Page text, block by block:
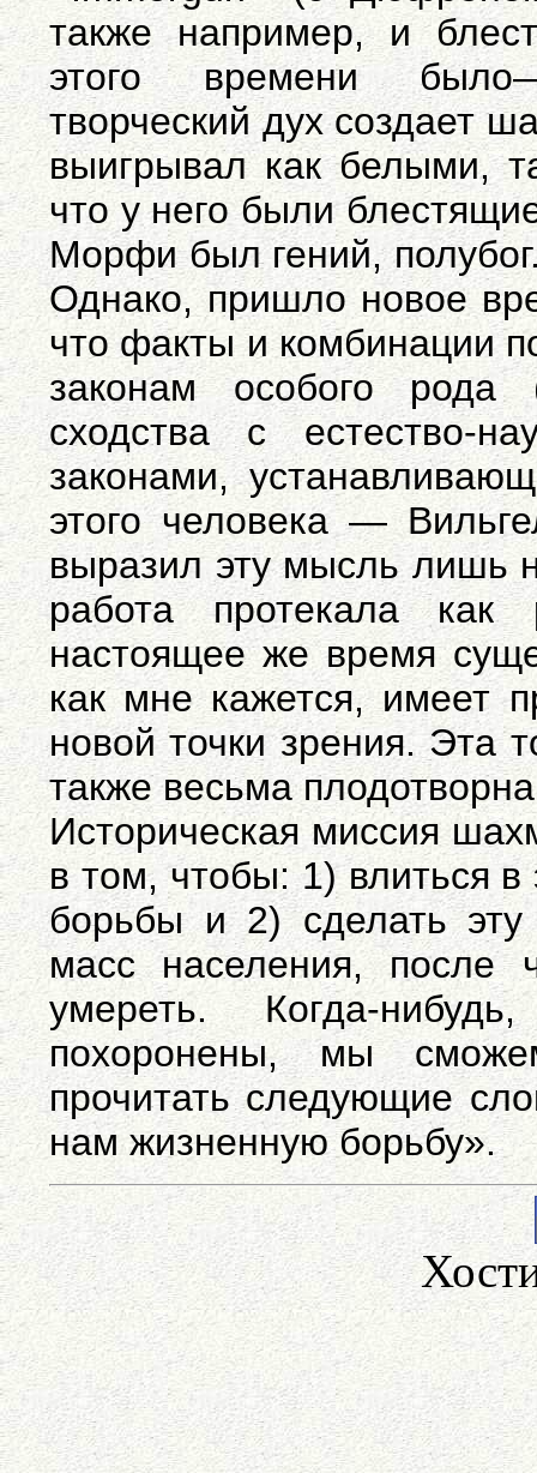
также например, и
этого времени
творческий дух создает
выигрывал как белыми,
что у него были
Морфи был гений,
Однако, пришло новое
что факты и комбинации
законам особого
сходства с естество-
законами,
этого человека —
выразил эту мысль лишь
работа протекала
настоящее же время
как мне кажется, имеет
новой точки зрения. Эта
также весьма
Историческая миссия
в том, чтобы: 1) влиться
борьбы и 2) сделать
масс населения, после
умереть. Когда-
похоронены, мы
прочитать следующие
нам жизненную борьбу».